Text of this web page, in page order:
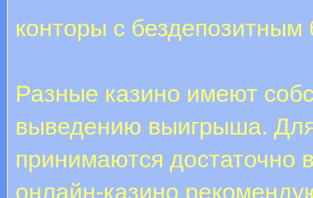
конторы с бездепозитным
Разные казино имеют
выведению выигрыша.
принимаются достаточно
онлайн-казино